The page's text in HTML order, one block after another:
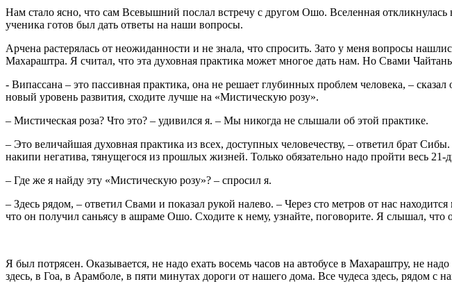
Нам стало ясно, что сам Всевышний послал встречу с другом Ошо. Вселенная
ученика готов был дать ответы на наши вопросы.
Арчена растерялась от неожиданности и не знала, что спросить. Зато у меня вопросы
Махараштра. Я считал, что эта духовная практика может многое дать нам. Но Свами
- Випассана – это пассивная практика, она не решает глубинных проблем человека, –
новый уровень развития, сходите лучше на «Мистическую розу».
– Мистическая роза? Что это? – удивился я. – Мы никогда не слышали об этой практике.
– Это величайшая духовная практика из всех, доступных человечеству, – ответил брат
накипи негатива, тянущегося из прошлых жизней. Только обязательно надо пройти весь
– Где же я найду эту «Мистическую розу»? – спросил я.
– Здесь рядом, – ответил Свами и показал рукой налево. – Через сто метров от нас
что он получил саньясу в ашраме Ошо. Сходите к нему, узнайте, поговорите. Я слышал, что
Я был потрясен. Оказывается, не надо ехать восемь часов на автобусе в Махараштру, не
здесь, в Гоа, в Арамболе, в пяти минутах дороги от нашего дома. Все чудеса здесь, рядом с